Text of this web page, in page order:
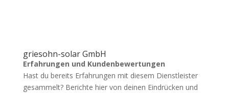
griesohn-solar GmbH
Erfahrungen und Kundenbewertungen
Hast du bereits Erfahrungen mit diesem Dienstleister
gesammelt? Berichte hier von deinen Eindrücken und